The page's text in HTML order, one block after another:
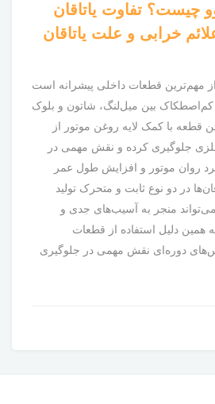
چیست؟ تفاوت یاتاقان
خرابی و علت یاتاقان
از مهم‌ترین قطعات داخلی پیشرانه است
بین میل‌لنگ، شاتون و بلوک
قطعه با کمک لایه روغن موتور از
جلوگیری کرده و نقش مهمی در
روان موتور و افزایش طول عمر
در دو نوع ثابت و متحرک تولید
منجر به آسیب‌های جدی و
همین دلیل استفاده از قطعات
دوره‌ای نقش مهمی در جلوگیری